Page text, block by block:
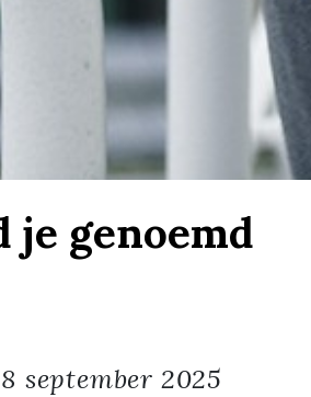
je genoemd
september 2025